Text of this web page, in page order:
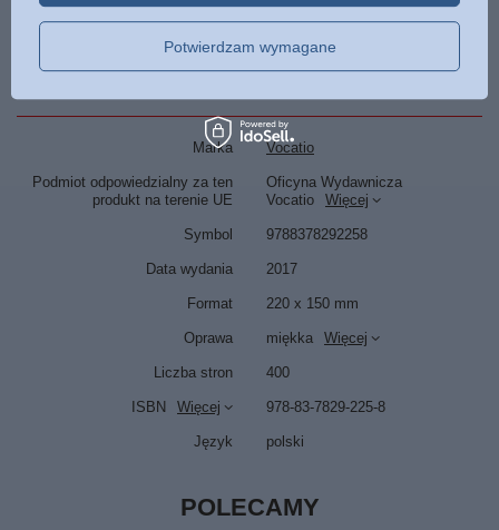
DO POBRANIA
Marka Vocatio
Podmiot odpowiedzialny za ten
produkt na terenie UE
Oficyna Wydawnicza
Vocatio
Więcej
Symbol 9788378292258
Data wydania 2017
Format 220 x 150 mm
Oprawa miękka Więcej
Liczba stron 400
ISBN Więcej 978-83-7829-225-8
Język polski
POLECAMY
Potwierdzam wymagane